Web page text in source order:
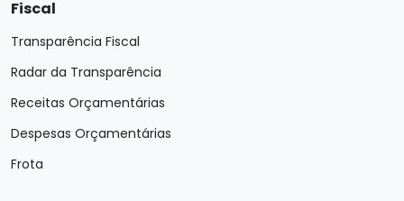
Fiscal
Transparência Fiscal
Radar da Transparência
Receitas Orçamentárias
Despesas Orçamentárias
Frota